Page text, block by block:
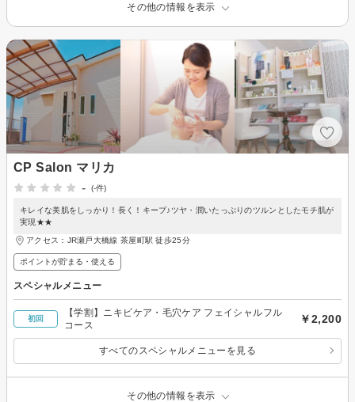
その他の情報を表示
CP Salon マリカ
-
(-件)
キレイな美肌をしっかり！長く！キープ♪ツヤ・潤いたっぷりのツルンとしたモチ肌が
実現★★
アクセス：JR瀬戸大橋線 茶屋町駅 徒歩25分
ポイントが貯まる・使える
スペシャルメニュー
初回
【学割】ニキビケア・毛穴ケア フェイシャルフル
コース
￥2,200
すべてのスペシャルメニューを見る
その他の情報を表示